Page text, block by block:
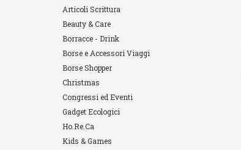
Articoli Scrittura
Beauty & Care
Borracce - Drink
Borse e Accessori Viaggi
Borse Shopper
Christmas
Congressi ed Eventi
Gadget Ecologici
Ho.Re.Ca
Kids & Games